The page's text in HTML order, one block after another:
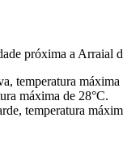
próxima a Arraial
temperatura máxima
máxima de 28°C.
temperatura